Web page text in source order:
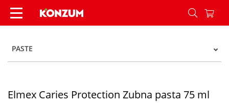
Elmex Caries Protection Zubna pasta 75 ml -
PASTE
Elmex Caries Protection Zubna pasta 75 ml